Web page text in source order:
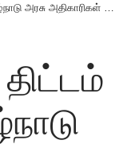
அதிகாரிகள் ஜப்பான் பயணம்